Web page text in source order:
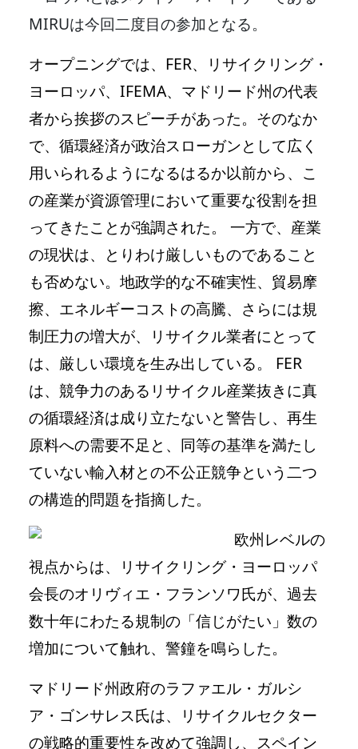
MIRUは今回二度目の参加となる。
オープニングでは、FER、リサイクリング・
ヨーロッパ、IFEMA、マドリード州の代表
者から挨拶のスピーチがあった。そのなか
で、循環経済が政治スローガンとして広く
用いられるようになるはるか以前から、こ
の産業が資源管理において重要な役割を担
ってきたことが強調された。 一方で、産業
の現状は、とりわけ厳しいものであること
も否めない。地政学的な不確実性、貿易摩
擦、エネルギーコストの高騰、さらには規
制圧力の増大が、リサイクル業者にとって
は、厳しい環境を生み出している。 FER
は、競争力のあるリサイクル産業抜きに真
の循環経済は成り立たないと警告し、再生
原料への需要不足と、同等の基準を満たし
ていない輸入材との不公正競争という二つ
の構造的問題を指摘した。
欧州レベルの
視点からは、リサイクリング・ヨーロッパ
会長のオリヴィエ・フランソワ氏が、過去
数十年にわたる規制の「信じがたい」数の
増加について触れ、警鐘を鳴らした。
マドリード州政府のラファエル・ガルシ
ア・ゴンサレス氏は、リサイクルセクター
の戦略的重要性を改めて強調し、スペイン